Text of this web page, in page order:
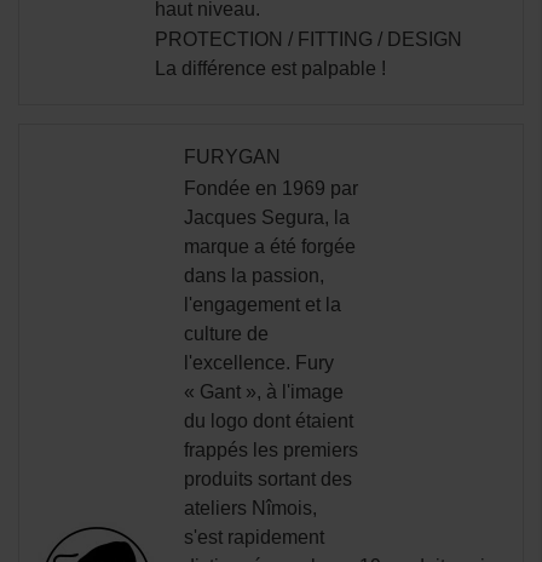
haut niveau.
PROTECTION /FITTING /DESIGN
La différence est palpable !
FURYGAN
Fondée en 1969 par
Jacques Segura, la
marque a été forgée
dans la passion,
l'engagement et la
culture de
l'excellence. Fury
« Gant », à l'image
du logo dont étaient
frappés les premiers
produits sortant des
ateliers Nîmois,
s'est rapidement